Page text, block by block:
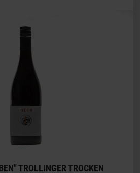
TROLLINGER TROCKEN